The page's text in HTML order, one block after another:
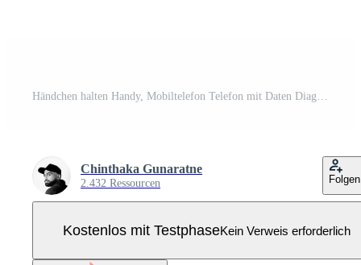
Händchen halten Handy, Mobiltelefon Telefon mit Daten Diagramme, Grafiken, und ein Instrumententafel auf Bildschirm, SEO Marketing Werbung Analytik Vektor Illustration, Marketing Analytik, Markt Forschung, Geschäft Analyse Pro Vektor
Chinthaka Gunaratne
2.432 Ressourcen Folgen
Kostenlos mit TestphaseKein Verweis erforderlich